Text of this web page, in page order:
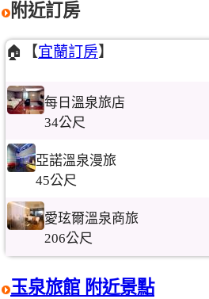
附近訂房
🏠【宜蘭訂房】
每日溫泉旅店
34公尺
亞諾溫泉漫旅
45公尺
愛玹爾溫泉商旅
206公尺
玉泉旅館 附近景點